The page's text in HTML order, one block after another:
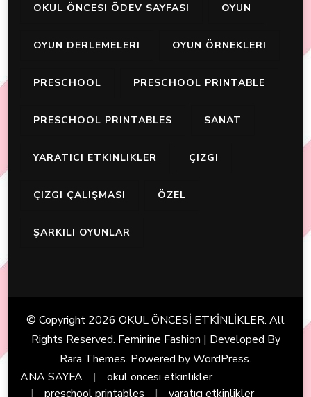
OKUL ÖNCESI ÖDEV SAYFASI OYUN
OYUN DERLEMELERI OYUN ÖRNEKLERI
PRESCHOOL PRESCHOOL PRINTABLE
PRESCHOOL PRINTABLES SANAT
YARATICI ETKINLIKLER ÇIZGI
ÇIZGI ÇALIŞMASI ÖZEL
ŞARKILI OYUNLAR
© Copyright 2026 OKUL ÖNCESİ ETKİNLİKLER. All
Rights Reserved. Feminine Fashion | Developed By
Rara Themes. Powered byWordPress.
ANA SAYFA
okul öncesi etkinlikler
preschool printables
yaratıcı etkinlikler